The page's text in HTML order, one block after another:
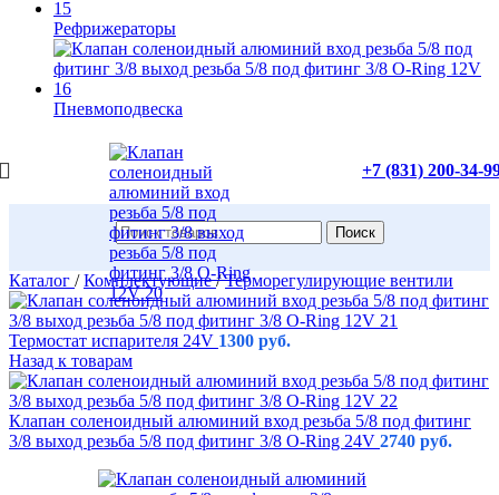
Рефрижераторы
Пневмоподвеска
+7 (831) 200-34-
Поиск
Каталог / Комплектующие/ Терморегулирующие вентили
Термостат испарителя 24V 1300 руб.
Назад к товарам
Клапан соленоидный алюминий вход резьба 5/8 под фитинг
3/8 выход резьба 5/8 под фитинг 3/8 O-Ring 24V 2740 руб.